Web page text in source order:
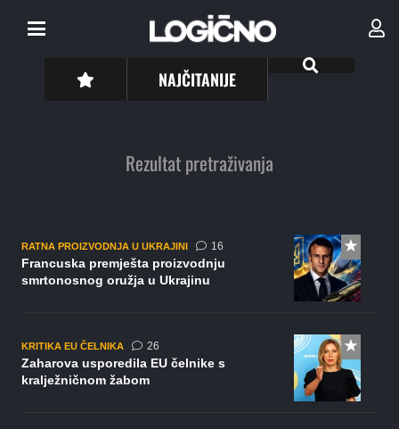
NAJČITANIJE
Rezultat pretraživanja
RATNA PROIZVODNJA U UKRAJINI 16komentara
Francuska premješta proizvodnju
smrtonosnog oružja u Ukrajinu
KRITIKA EU ČELNIKA 26komentara
Zaharova usporedila EU čelnike s
kralježničnom žabom